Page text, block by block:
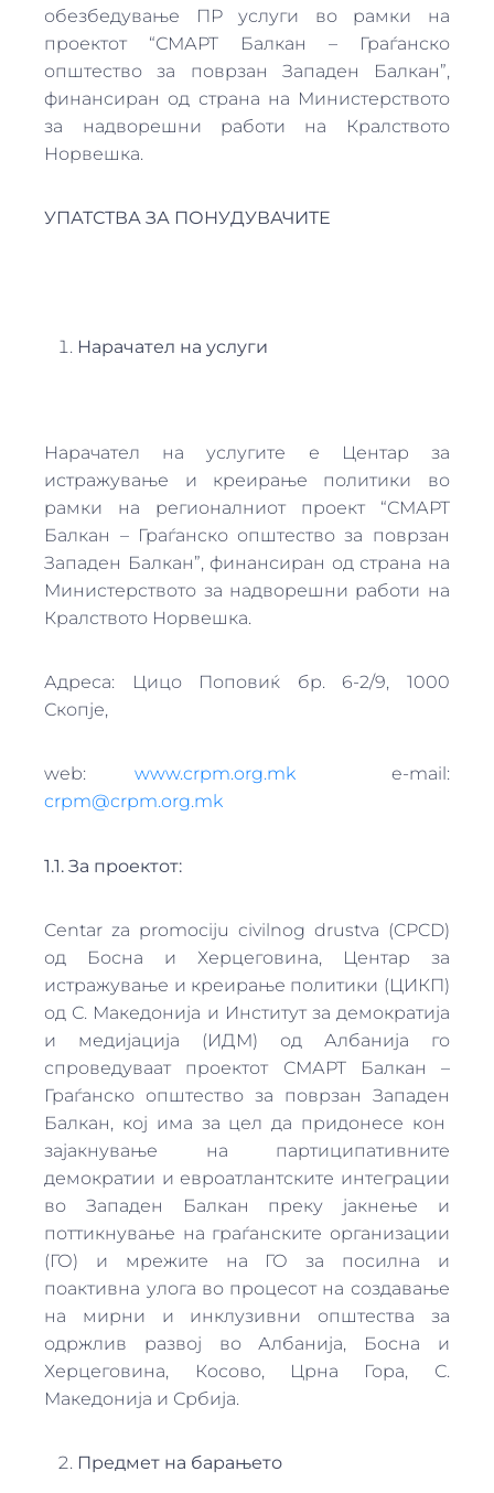
обезбедување ПР услуги во рамки на
проектот “СМАРТ Балкан – Граѓанско
општество за поврзан Западен Балкан”,
финансиран од страна на Министерството
за надворешни работи на Кралството
Норвешка.
УПАТСТВА ЗА ПОНУДУВАЧИТЕ
Нарачател на услуги
Нарачател на услугите е Центар за
истражување и креирање политики во
рамки на регионалниот проект “СМАРТ
Балкан – Граѓанско општество за поврзан
Западен Балкан”, финансиран од страна на
Министерството за надворешни работи на
Кралството Норвешка.
Адреса: Цицо Поповиќ бр. 6-2/9, 1000
Скопје,
web: www.crpm.org.mke-mail:
crpm@crpm.org.mk
1.1. За проектот:
Centar za promociju civilnog drustva (CPCD)
од Босна и Херцеговина, Центар за
истражување и креирање политики (ЦИКП)
од С. Македонија и Институт за демократија
и медијација (ИДМ) од Албанија го
спроведуваат проектот СМАРТ Балкан –
Граѓанско општество за поврзан Западен
Балкан, кој има за цел да придонесе кон
зајакнување на партиципативните
демократии и евроатлантските интеграции
во Западен Балкан преку јакнење и
поттикнување на граѓанските организации
(ГО) и мрежите на ГО за посилна и
поактивна улога во процесот на создавање
на мирни и инклузивни општества за
одржлив развој во Албанија, Босна и
Херцеговина, Косово, Црна Гора, С.
Македонија и Србија.
Предмет на барањето